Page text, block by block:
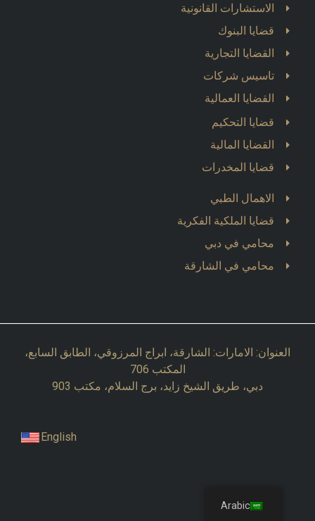
الاستشارات القانونية
قضايا البنوك
القضايا التجارية
تاسيس شركات
القضايا العمالية
قضايا التحكيم
القضايا المالية
قضايا المخدرات
الاهمال الطبي
قضايا الملكية الفكرية
محامي في دبي
محامي في الشارقة
العنوان: الامارات: الشارقة، ابراج المرزوقي، الطابق السابع،
المكتب 706
دبي، طريق الشيخ زايد، برج السلام، مكتب 903
English
Arabic